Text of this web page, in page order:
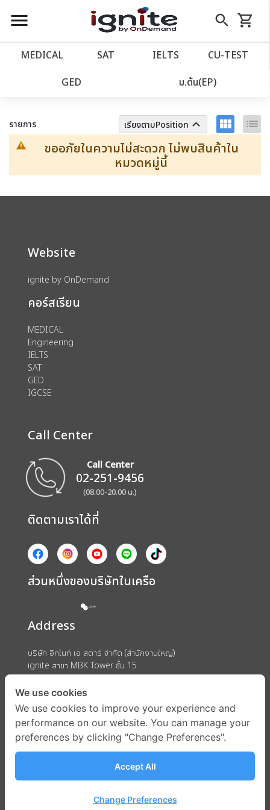
close
account_balance หน้าแรก
เว็บไซต์อิกไนท์
import_contacts วางแผนการเรียน
menu search
Skip
to
shopping_cart
รถเข็น
MEDICAL SAT IELTS CU‑TEST
GED ม.ต้น(EP)
ตัวกรอง
รายการ เรียงตามPosition keyboard_arrow_up view_module list
ขออภัยในความไม่สะดวก ไม่พบสินค้าใน
หมวดหมู่นี้
Website
ignite by OnDemand
คอร์สเรียน
MEDICAL
Engineering
IELTS
SAT
GED
IGCSE
Call Center
Call Center
02-251-9456
(08.00-20.00 น.)
ติดตามเราได้ที่
ส่วนหนึ่งของบริษัทในเครือ
Address
บริษัท อิกไนท์ เอ สตาร์ จำกัด (สำนักงานใหญ่)
ignite สาขา MBK Tower ชั้น 15
ถนนพญาไท แขวงวังใหม่ เขตปทุมวัน กรุงเทพมหานคร 10330
We use cookies
We use cookies to improve your experience and
performance on our website. You can manage your
preferences by clicking "Change Preferences".
Accept All
Change Preferences